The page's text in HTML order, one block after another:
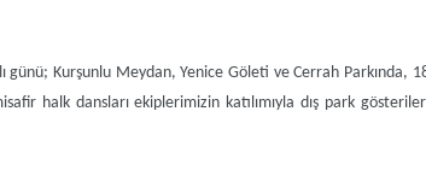
Kurşunlu Meydan, Yenice Göleti ve Cerrah Parkında,
halk dansları ekiplerimizin katılımıyla dış park